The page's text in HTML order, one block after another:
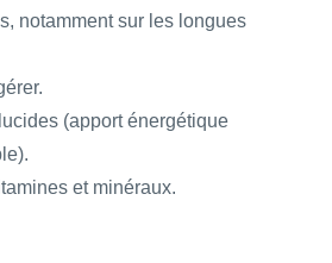
notamment sur les longues
(apport énergétique
et minéraux.